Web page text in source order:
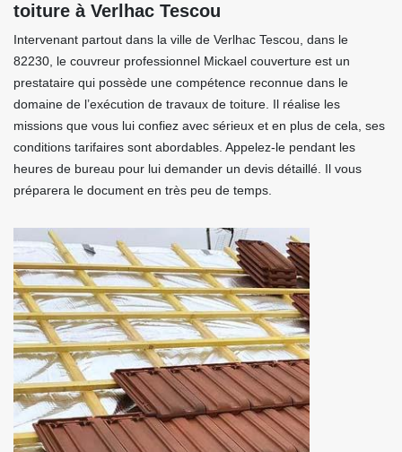
toiture à Verlhac Tescou
Intervenant partout dans la ville de Verlhac Tescou, dans le
82230, le couvreur professionnel Mickael couverture est un
prestataire qui possède une compétence reconnue dans le
domaine de l’exécution de travaux de toiture. Il réalise les
missions que vous lui confiez avec sérieux et en plus de cela, ses
conditions tarifaires sont abordables. Appelez-le pendant les
heures de bureau pour lui demander un devis détaillé. Il vous
préparera le document en très peu de temps.